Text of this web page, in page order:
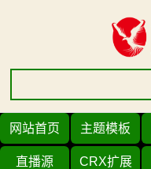
网站首页 主题模板
直播源 CRX扩展